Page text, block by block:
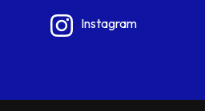
Instagram